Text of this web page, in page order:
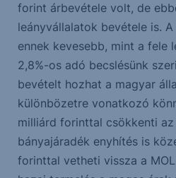
forint árbevétele volt, de
leányvállalatok bevétele is.
ennek kevesebb, mint a fele
2,8%-os adó becslésünk
bevételt hozhat a magyar
különbözetre vonatkozó
milliárd forinttal csökkenti
bányajáradék enyhítés is
forinttal vetheti vissza a